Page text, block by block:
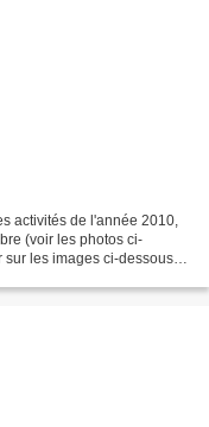
activités de l'année 2010,
(voir les photos ci-
les images ci-dessous,